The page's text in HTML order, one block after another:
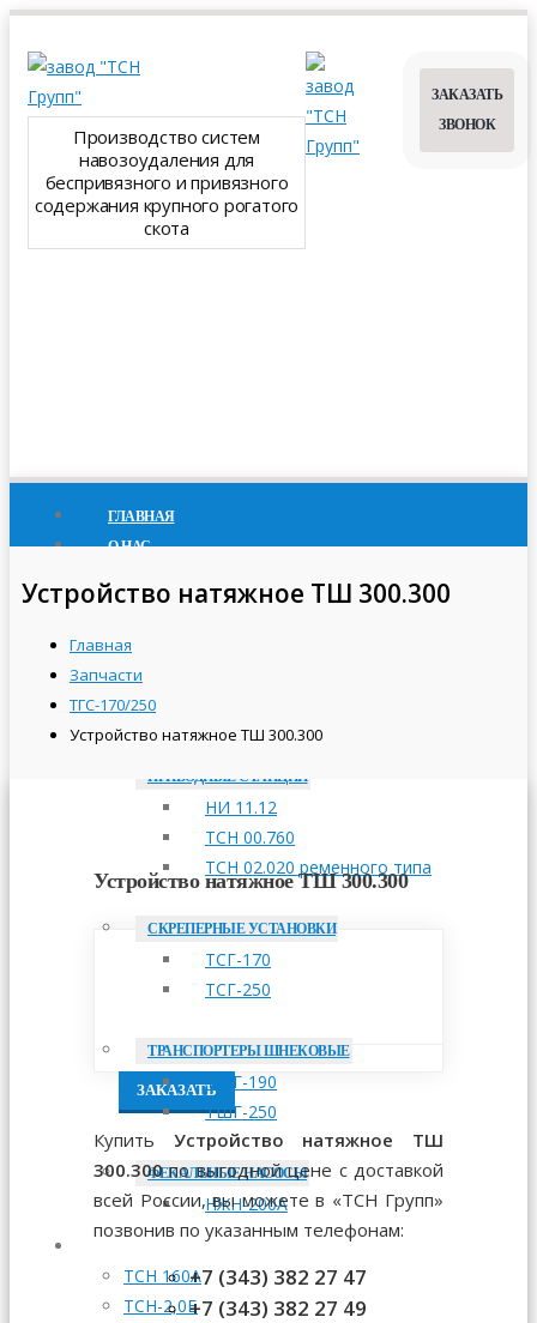
Производство систем
навозоудаления для
беспривязного и привязного
содержания крупного рогатого
скота
ЗАКАЗАТЬ
ЗВОНОК
ГЛАВНАЯ
О НАС
ПРИВОДНЫЕ СТАНЦИИ
НИ 11.12
ТСН 00.760
ТСН 02.020 ременного типа
СКРЕПЕРНЫЕ УСТАНОВКИ
ТСГ-170
ТСГ-250
ТРАНСПОРТЕРЫ ШНЕКОВЫЕ
ТШГ-190
ТШГ-250
ФЕКАЛЬНЫЕ НАСОСЫ
НЖН-200А
ТСН 160А
ТСН-2,0Б
Устройство натяжное ТШ 300.300
Главная
Запчасти
ТГС-170/250
Устройство натяжное ТШ 300.300
Устройство натяжное ТШ 300.300
ЗАКАЗАТЬ
Купить Устройство натяжное ТШ
300.300по выгодной цене с доставкой
всей России, вы можете в «ТСН Групп»
позвонив по указанным телефонам:
+7 (343) 382 27 47
+7 (343) 382 27 49